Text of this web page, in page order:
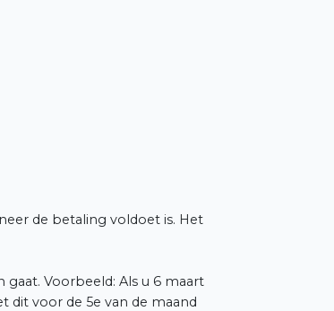
de betaling voldoet is. Het
Voorbeeld: Als u 6 maart
voor de 5e van de maand